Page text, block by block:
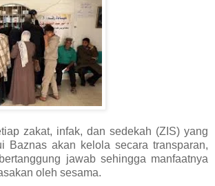
zakat, infak, dan sedekah (ZIS) yang
Baznas akan kelola secara transparan,
jawab sehingga manfaatnya
oleh sesama.